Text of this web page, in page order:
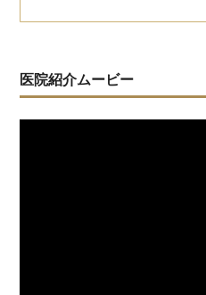
医院紹介ムービー